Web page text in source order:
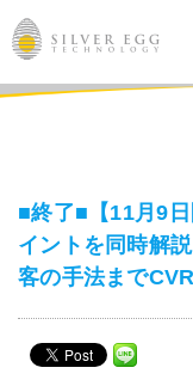
導入事例
ブログ
■終了■【11月9
イントを同時解
客の手法まで